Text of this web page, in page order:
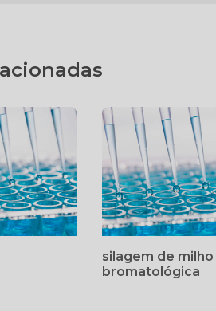
silagem de milho
bromatológica